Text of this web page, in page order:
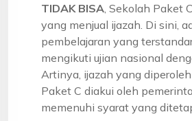
TIDAK BISA , Sekolah Paket
yang menjual ijazah. Di sini,
pembelajaran yang
mengikuti ujian nasional
Artinya, ijazah yang
Paket C diakui oleh
memenuhi syarat yang